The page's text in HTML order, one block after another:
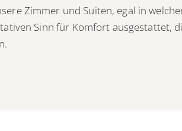
Zimmer und Suiten, egal in
Sinn für Komfort ausgestattet,